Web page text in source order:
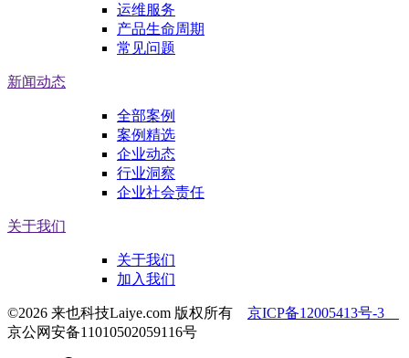
运维服务
产品生命周期
常见问题
新闻动态
全部案例
案例精选
企业动态
行业洞察
企业社会责任
关于我们
关于我们
加入我们
©2026 来也科技Laiye.com 版权所有 京ICP备12005413号-3
京公网安备11010502059116号